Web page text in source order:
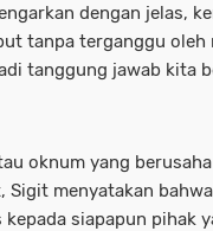
dengan jelas,
tanpa terganggu oleh
tanggung jawab kita
oknum yang
Sigit menyatakan
siapapun pihak